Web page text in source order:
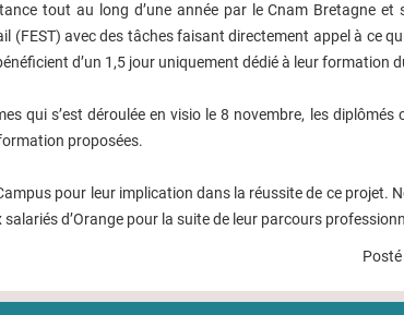
tout au long d’une année par le Cnam Bretagne et
(FEST) avec des tâches faisant directement appel à ce
d’un 1,5 jour uniquement dédié à leur formation
qui s’est déroulée en visio le 8 novembre, les
proposées.
pour leur implication dans la réussite de ce projet.
d’Orange pour la suite de leur parcours